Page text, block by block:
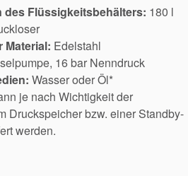
Flüssigkeitsbehälters: 180 l
Material: Edelstahl
16 bar Nenndruck
Wasser oder Öl*
je nach Wichtigkeit der
Druckspeicher bzw. einer Standby-
werden.